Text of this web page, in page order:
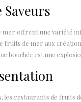
Saveurs
offrent une variété
fruits de mer aux
bouchée est une
les restaurants de fruits